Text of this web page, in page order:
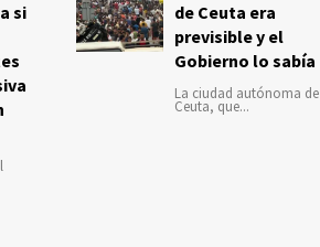
si
de Ceuta era
previsible y el
Gobierno lo sabía
La ciudad autónoma de
Ceuta, que...